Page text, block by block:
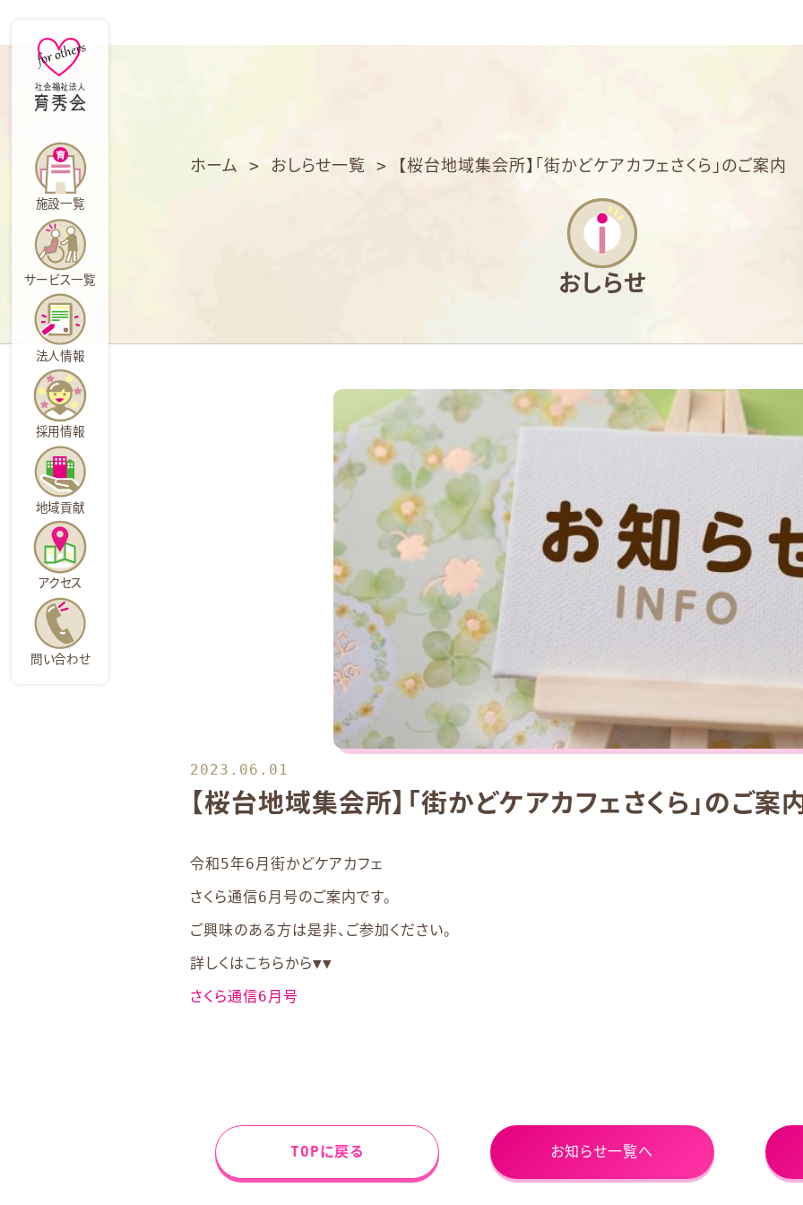
施設一覧
サービス一覧
法人情報
採用情報
地域貢献
アクセス
問い合わせ
ホーム > おしらせ一覧 > 【桜台地域集会所】「街かどケアカフェさくら」のご案内
おしらせ
2023.06.01
【桜台地域集会所】「街かどケアカフェさくら」のご案
令和5年6月街かどケアカフェ
さくら通信6月号のご案内です。
ご興味のある方は是非、ご参加ください。
詳しくはこちらから▼▼
さくら通信6月号
TOPに戻る お知らせ一覧へ